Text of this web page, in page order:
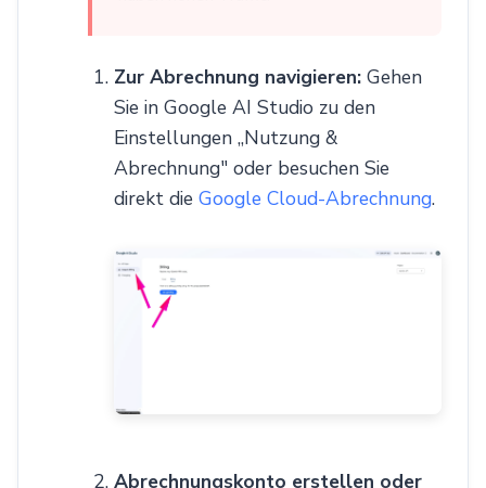
Zur Abrechnung navigieren: Gehen
Sie in Google AI Studio zu den
Einstellungen „Nutzung &
Abrechnung" oder besuchen Sie
direkt die Google Cloud-Abrechnung.
Abrechnungskonto erstellen oder